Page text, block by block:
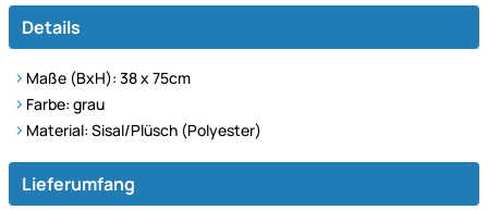
Details
Maße (BxH): 38 x 75cm
Farbe: grau
Material: Sisal/Plüsch (Polyester)
Lieferumfang